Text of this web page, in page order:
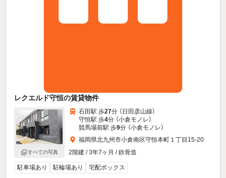
レクエルド守恒の賃貸物件
すべての写真
石田駅 歩27分 （日田彦山線）
守恒駅 歩4分 （小倉モノレ）
競馬場前駅 歩9分 （小倉モノレ）
福岡県北九州市小倉南区守恒本町１丁目15-20
2階建 / 3年7ヶ月 / 鉄骨造
駐車場あり 駐輪場あり 宅配ボックス